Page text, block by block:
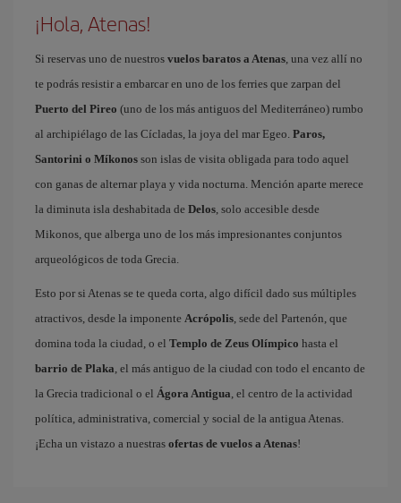
¡Hola, Atenas!
Si reservas uno de nuestros vuelos baratos a Atenas, una vez allí no
te podrás resistir a embarcar en uno de los ferries que zarpan del
Puerto del Pireo (uno de los más antiguos del Mediterráneo) rumbo
al archipiélago de las Cícladas, la joya del mar Egeo. Paros,
Santorini o Míkonos son islas de visita obligada para todo aquel
con ganas de alternar playa y vida nocturna. Mención aparte merece
la diminuta isla deshabitada de Delos, solo accesible desde
Mikonos, que alberga uno de los más impresionantes conjuntos
arqueológicos de toda Grecia.
Esto por si Atenas se te queda corta, algo difícil dado sus múltiples
atractivos, desde la imponente Acrópolis, sede del Partenón, que
domina toda la ciudad, o el Templo de Zeus Olímpico hasta el
barrio de Plaka, el más antiguo de la ciudad con todo el encanto de
la Grecia tradicional o el Ágora Antigua, el centro de la actividad
política, administrativa, comercial y social de la antigua Atenas.
¡Echa un vistazo a nuestras ofertas de vuelos a Atenas!